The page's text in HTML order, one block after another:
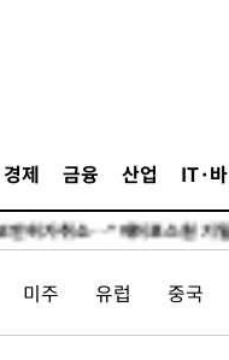
경제 금융 산업 IT·
카메라로 본 폭염 저감시설 '
하루만에 차량폭탄 폭발 사건
논 남부에서 레바논군 3명 폭
안허가 취소…“에어포스원 기
분쟁시 주한 미군 취약해질 수
카메라로 본 폭염 저감시설 '
미주 유럽 중국